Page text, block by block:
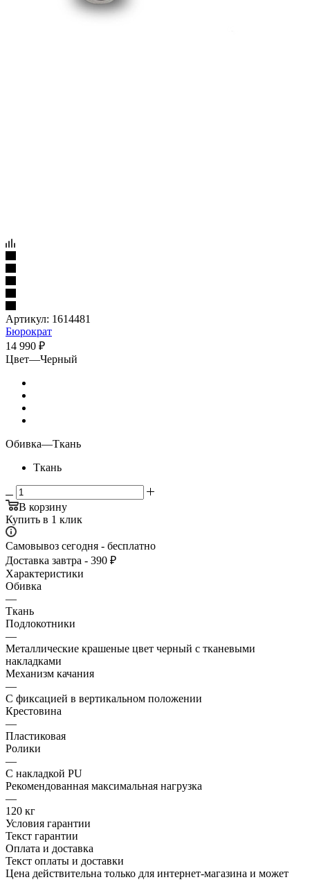
Артикул: 1614481
Бюрократ
14 990 ₽
Цвет—Черный
Обивка—Ткань
Ткань
В корзину
Купить в 1 клик
Самовывоз сегодня - бесплатно
Доставка завтра - 390 ₽
Характеристики
Обивка
—
Ткань
Подлокотники
—
Металлические крашеные цвет черный с тканевыми
накладками
Механизм качания
—
С фиксацией в вертикальном положении
Крестовина
—
Пластиковая
Ролики
—
С накладкой PU
Рекомендованная максимальная нагрузка
—
120 кг
Условия гарантии
Текст гарантии
Оплата и доставка
Текст оплаты и доставки
Цена действительна только для интернет-магазина и может